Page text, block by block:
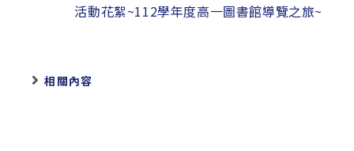
活動花絮~112學年度高一圖書館導覽之旅~
相關內容